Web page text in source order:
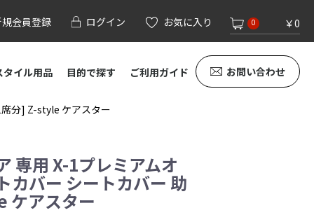
会員登録 ログイン お気に入り 0 ￥0
タイル用品 目的で探す ご利用ガイド お問い合わせ
分] Z-style ケアスター
専用 X-1プレミアムオ
カバー シートカバー 助
ケアスター